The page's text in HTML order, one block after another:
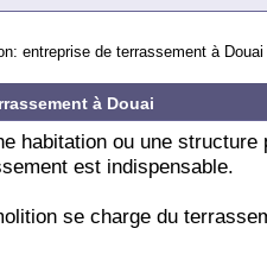
entreprise de terrassement à Douai
à Douai
habitation ou une structure
est indispensable.
se charge du